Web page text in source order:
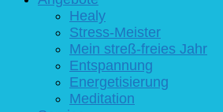
Healy
Stress-Meister
Mein streß-freies Jahr
Entspannung
Energetisierung
Meditation